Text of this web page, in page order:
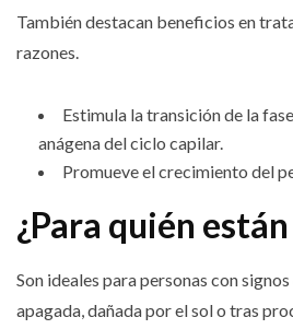
También destacan beneficios en
razones.
Estimula la transición de la
anágena del ciclo capilar.
Promueve el crecimiento del
¿Para quién
Son ideales para personas con
apagada, dañada por el sol o tras